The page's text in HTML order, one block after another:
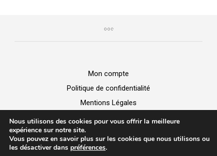
Mon compte
Politique de confidentialité
Mentions Légales
BUZZ MICRO -Vente de matériel |Dépannage Informatique|
Création de site web
Nous utilisons des cookies pour vous offrir la meilleure
expérience sur notre site.
Vous pouvez en savoir plus sur les cookies que nous utilisons ou
les désactiver dans préférences.